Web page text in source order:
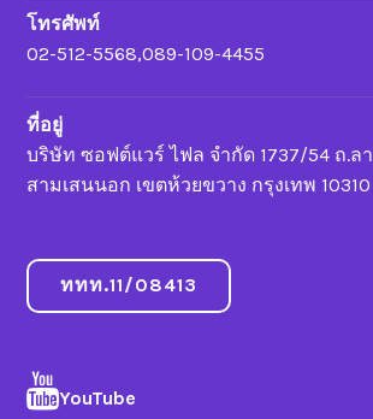
โทรศัพท์
02-512-5568,089-109-4455
ที่อยู่
บริษัท ซอฟต์แวร์ ไฟล จำกัด 1737/54 ถ.ล
สามเสนนอก เขตห้วยขวาง กรุงเทพ 10310
ททท.11/08413
YouTube